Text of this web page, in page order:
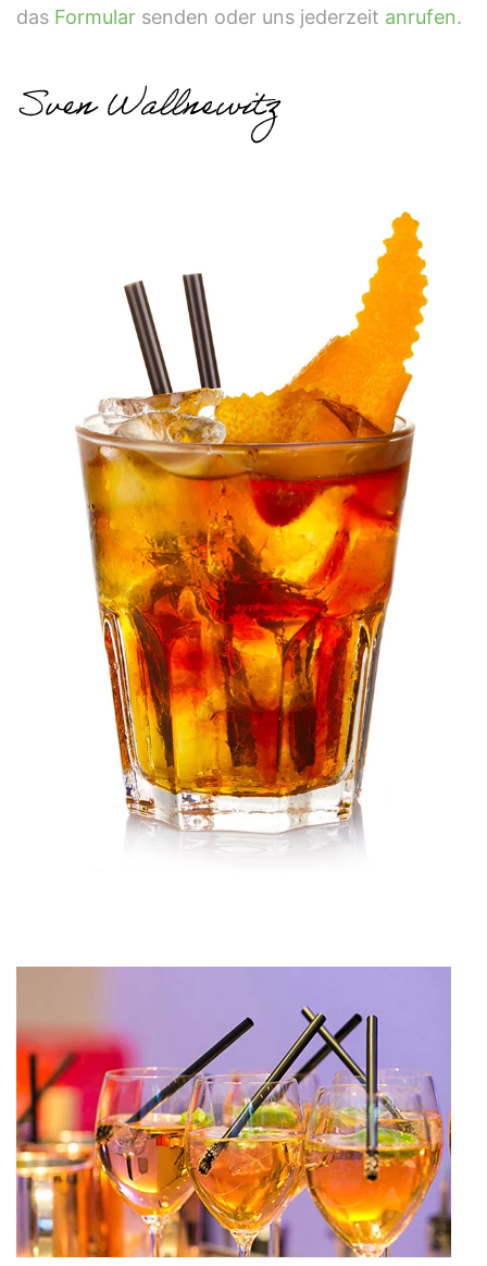
das Formular senden oder uns jederzeit anrufen.